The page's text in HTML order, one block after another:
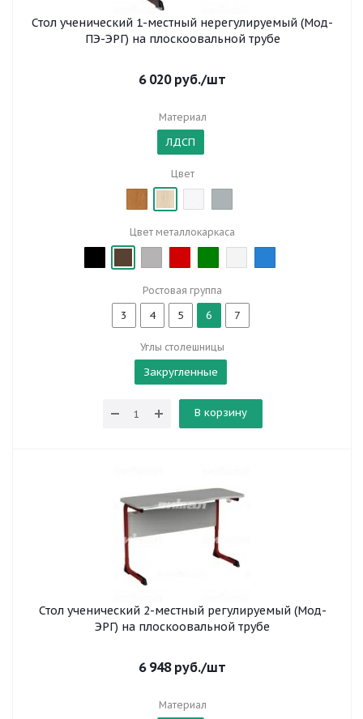
Стол ученический 1-местный нерегулируемый (Мод-
ПЭ-ЭРГ) на плоскоовальной трубе
6 020руб./шт
Материал
ЛДСП
Цвет
Цвет металлокаркаса
Ростовая группа
3 4 5 6 7
Углы столешницы
Закругленные
В корзину
Стол ученический 2-местный регулируемый (Мод-
ЭРГ) на плоскоовальной трубе
6 948руб./шт
Материал